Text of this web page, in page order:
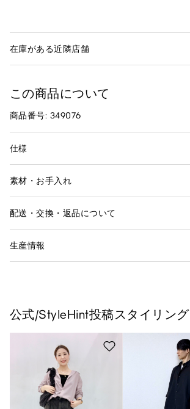
在庫がある近隣店舗
この商品について
商品番号: 349076
仕様
素材・お手入れ
配送・交換・返品について
生産情報
公式/StyleHint投稿スタイリング